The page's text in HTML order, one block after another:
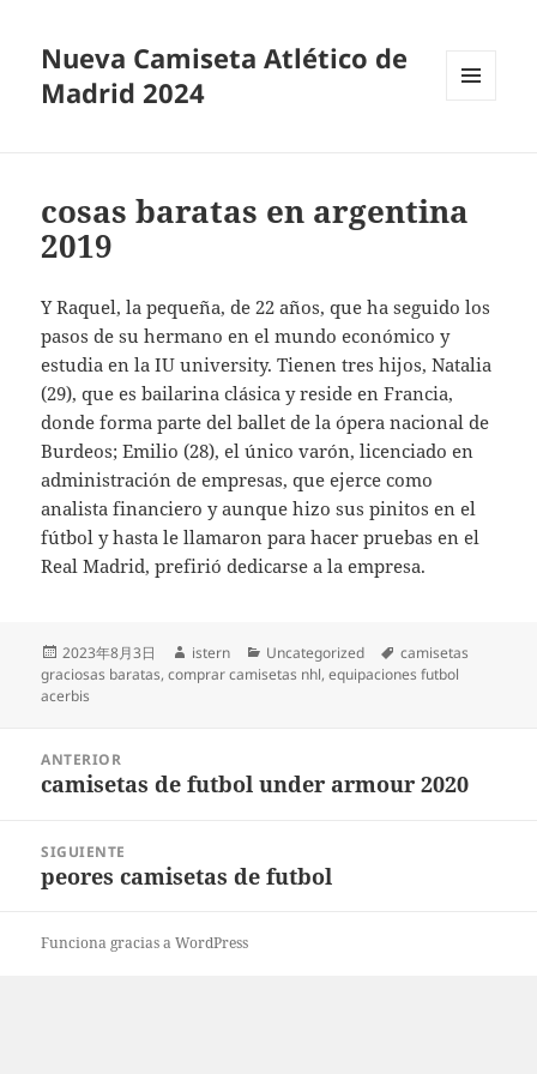
Nueva Camiseta Atlético de
Madrid 2024
cosas baratas en argentina
2019
Y Raquel, la pequeña, de 22 años, que ha seguido los
pasos de su hermano en el mundo económico y
estudia en la IU university. Tienen tres hijos, Natalia
(29), que es bailarina clásica y reside en Francia,
donde forma parte del ballet de la ópera nacional de
Burdeos; Emilio (28), el único varón, licenciado en
administración de empresas, que ejerce como
analista financiero y aunque hizo sus pinitos en el
fútbol y hasta le llamaron para hacer pruebas en el
Real Madrid, prefirió dedicarse a la empresa.
Publicado
el
2023年8月3日 Autor
istern Categorías
Uncategorized Etiquetas
camisetas
graciosas baratas,comprar camisetas nhl,equipaciones futbol
acerbis
entradas
ANTERIOR
Entrada
camisetas de futbol under armour 2020
SIGUIENTE
Entrada
peores camisetas de futbol
Funciona gracias a WordPress